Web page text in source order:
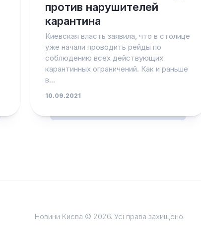
против нарушителей
карантина
Киевская власть заявила, что в столице
уже начали проводить рейды по
соблюдению всех действующих
карантинных ограничений. Как и раньше
в...
10.09.2021
Новини Києва © 2026. Усі права захищено.